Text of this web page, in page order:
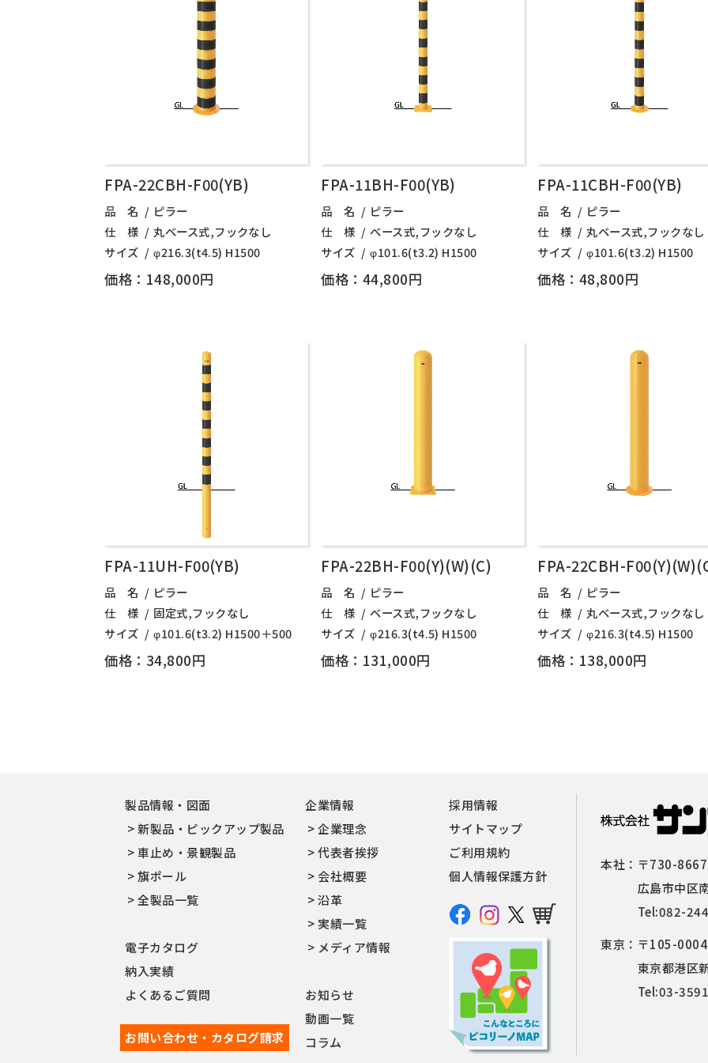
FPA-22CBH-F00(YB)
品 名
ピラー
仕 様
丸ベース式,フックなし
サイズ
φ216.3(t4.5) H1500
価格：148,000円
FPA-11BH-F00(YB)
品 名
ピラー
仕 様
ベース式,フックなし
サイズ
φ101.6(t3.2) H1500
価格：44,800円
FPA-11CBH-F00(YB)
品 名
ピラー
仕 様
丸ベース式,フックなし
サイズ
φ101.6(t3.2) H1500
価格：48,800円
FPA-11UH-F00(YB)
品 名
ピラー
仕 様
固定式,フックなし
サイズ
φ101.6(t3.2) H1500＋500
価格：34,800円
FPA-22BH-F00(Y)(W)(C)
品 名
ピラー
仕 様
ベース式,フックなし
サイズ
φ216.3(t4.5) H1500
価格：131,000円
FPA-22CBH-
品 名
ピラー
仕 様
丸ベース式,フックなし
サイズ
φ216.3(t4.5) H1500
価格：138,000円
製品情報・図面
新製品・ピックアップ製品
車止め・景観製品
旗ポール
全製品一覧
電子カタログ
納入実績
よくあるご質問
お問い合わせ・カタログ請求
企業情報
企業理念
代表者挨拶
会社概要
沿革
実績一覧
メディア情報
お知らせ
動画一覧
コラム
採用情報
サイトマップ
ご利用規約
個人情報保護方針
本社： 〒730-8667
広島市中区
Tel:082-
東京： 〒105-0004
東京都港区
Tel:03-